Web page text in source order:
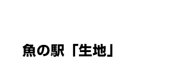
魚の駅「生地」